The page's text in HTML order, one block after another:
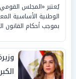
يُعتبر «المجلس
الوطنية الأساسية
بموجب أحكام القانون